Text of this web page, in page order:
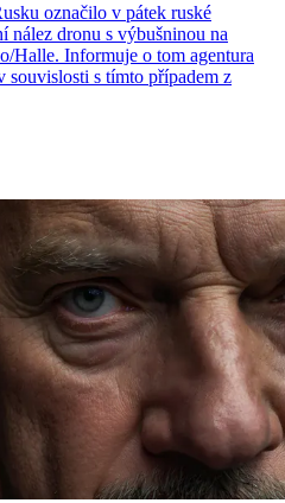
označilo v pátek ruské
nález dronu s výbušninou na
Halle. Informuje o tom agentura
s tímto případem z